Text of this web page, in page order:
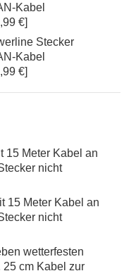
Kabel
€]
Stecker
Kabel
€]
15 Meter Kabel an
nicht
15 Meter Kabel an
nicht
wetterfesten
25 cm Kabel zur